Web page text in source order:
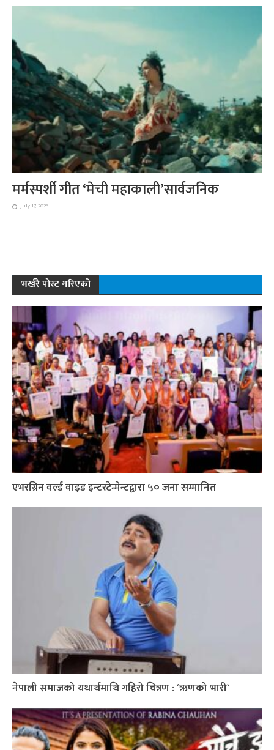
मर्मस्पर्शी गीत ‘मेची महाकाली’सार्वजनिक
July 17, 2026
भर्खरै पोस्ट गरिएको
एभरग्रिन वर्ल्ड वाइड इन्टरटेन्मेन्टद्वारा ५० जना सम्मानित
नेपाली समाजको यथार्थमाथि गहिरो चित्रण : ´ऋणको भारी`